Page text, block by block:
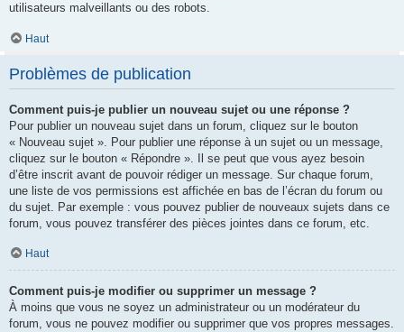
utilisateurs malveillants ou des robots.
Haut
Problèmes de publication
Comment puis-je publier un nouveau sujet ou une réponse ?
Pour publier un nouveau sujet dans un forum, cliquez sur le bouton
« Nouveau sujet ». Pour publier une réponse à un sujet ou un message,
cliquez sur le bouton « Répondre ». Il se peut que vous ayez besoin
d’être inscrit avant de pouvoir rédiger un message. Sur chaque forum,
une liste de vos permissions est affichée en bas de l’écran du forum ou
du sujet. Par exemple : vous pouvez publier de nouveaux sujets dans ce
forum, vous pouvez transférer des pièces jointes dans ce forum, etc.
Haut
Comment puis-je modifier ou supprimer un message ?
À moins que vous ne soyez un administrateur ou un modérateur du
forum, vous ne pouvez modifier ou supprimer que vos propres messages.